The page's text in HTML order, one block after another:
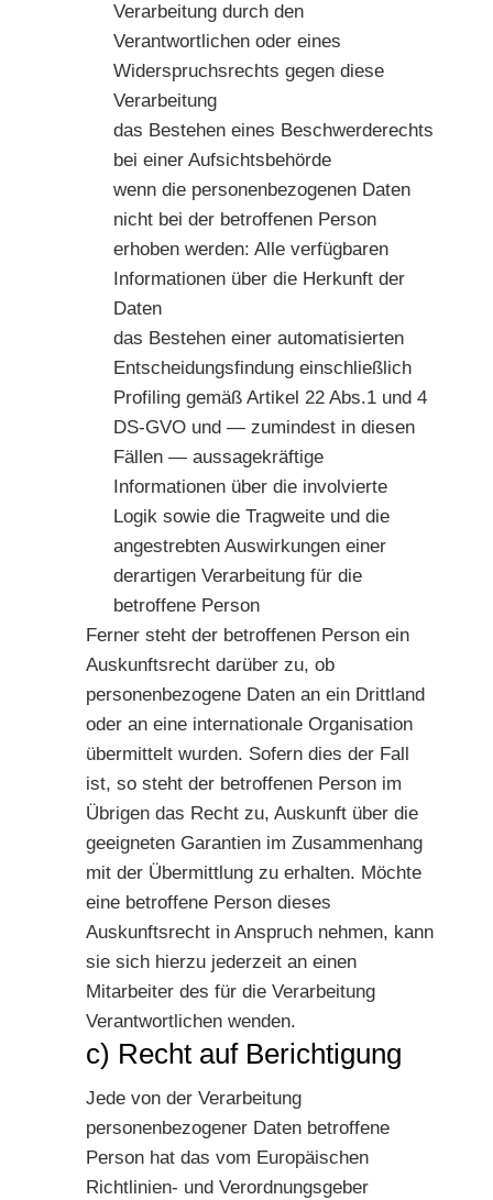
Verarbeitung durch den
Verantwortlichen oder eines
Widerspruchsrechts gegen diese
Verarbeitung
das Bestehen eines Beschwerderechts
bei einer Aufsichtsbehörde
wenn die personenbezogenen Daten
nicht bei der betroffenen Person
erhoben werden: Alle verfügbaren
Informationen über die Herkunft der
Daten
das Bestehen einer automatisierten
Entscheidungsfindung einschließlich
Profiling gemäß Artikel 22 Abs.1 und 4
DS-GVO und — zumindest in diesen
Fällen — aussagekräftige
Informationen über die involvierte
Logik sowie die Tragweite und die
angestrebten Auswirkungen einer
derartigen Verarbeitung für die
betroffene Person
Ferner steht der betroffenen Person ein
Auskunftsrecht darüber zu, ob
personenbezogene Daten an ein Drittland
oder an eine internationale Organisation
übermittelt wurden. Sofern dies der Fall
ist, so steht der betroffenen Person im
Übrigen das Recht zu, Auskunft über die
geeigneten Garantien im Zusammenhang
mit der Übermittlung zu erhalten. Möchte
eine betroffene Person dieses
Auskunftsrecht in Anspruch nehmen, kann
sie sich hierzu jederzeit an einen
Mitarbeiter des für die Verarbeitung
Verantwortlichen wenden.
c) Recht auf Berichtigung
Jede von der Verarbeitung
personenbezogener Daten betroffene
Person hat das vom Europäischen
Richtlinien- und Verordnungsgeber